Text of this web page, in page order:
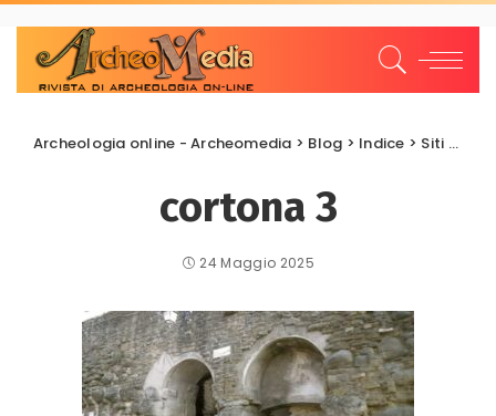
Archeologia online - Archeomedia > Blog > Indice > Siti archeologici
cortona 3
24 Maggio 2025